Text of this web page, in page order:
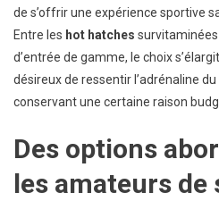
de s’offrir une expérience sportive
Entre les hot hatches
d’entrée de gamme, le choix
désireux de ressentir l’adrénaline
conservant une certaine raison
Des options
les amateurs de